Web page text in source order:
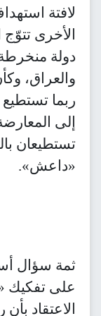
لافتة
الأخرى
دولة
والعراق،
ربما
إلى
تستطيعان
«داعش».
ثمة سؤال
على تفكيك
الاعتقاد